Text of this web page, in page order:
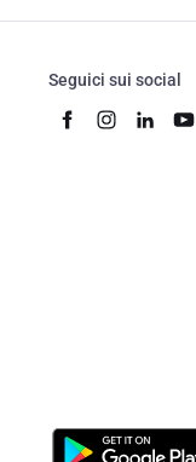
Seguici sui social